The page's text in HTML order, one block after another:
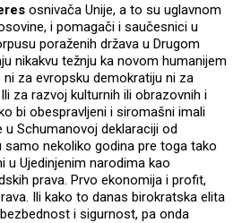
osnivača Unije, a to su uglavnom
i pomagači i saučesnici u
poraženih država u Drugom
nikakvu težnju ka novom humanijem
za evropsku demokratiju ni za
za razvoj kulturnih ili obrazovnih i
bi obespravljeni i siromašni imali
u Schumanovoj deklaraciji od
nekoliko godina pre toga tako
u Ujedinjenim narodima kao
prava. Prvo ekonomija i profit,
Ili kako to danas birokratska elita
i sigurnost, pa onda